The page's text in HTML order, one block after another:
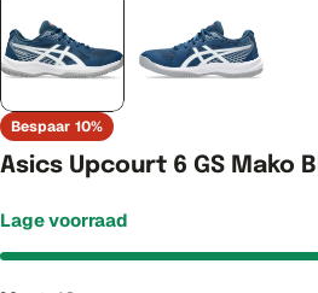
Bespaar 10%
Asics Upcourt 6 GS Mako
Lage voorraad